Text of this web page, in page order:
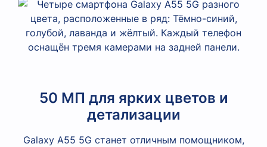
50 МП для ярких цветов и
детализации
Galaxy A55 5G станет отличным помощником,